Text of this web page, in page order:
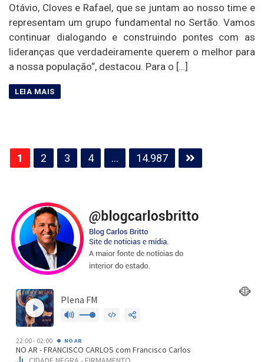
Otávio, Cloves e Rafael, que se juntam ao nosso time e
representam um grupo fundamental no Sertão. Vamos
continuar dialogando e construindo pontes com as
lideranças que verdadeiramente querem o melhor para
a nossa população“, destacou. Para o […]
Paginação
de
1 2 3 4 … 14.987